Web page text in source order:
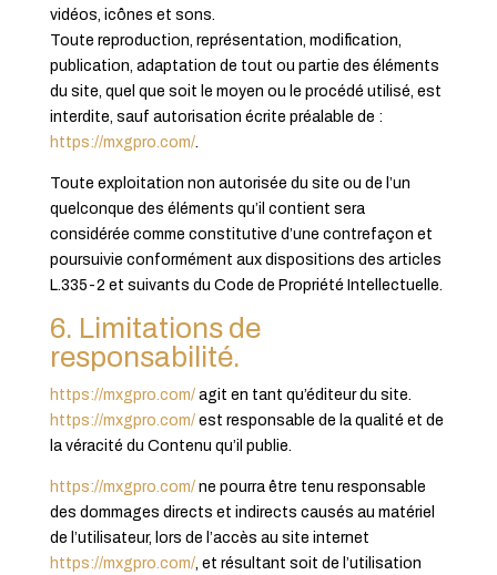
vidéos, icônes et sons.
Toute reproduction, représentation, modification,
publication, adaptation de tout ou partie des éléments
du site, quel que soit le moyen ou le procédé utilisé, est
interdite, sauf autorisation écrite préalable de :
https://mxgpro.com/.
Toute exploitation non autorisée du site ou de l’un
quelconque des éléments qu’il contient sera
considérée comme constitutive d’une contrefaçon et
poursuivie conformément aux dispositions des articles
L.335-2 et suivants du Code de Propriété Intellectuelle.
6. Limitations de
responsabilité.
https://mxgpro.com/agit en tant qu’éditeur du site.
https://mxgpro.com/est responsable de la qualité et de
la véracité du Contenu qu’il publie.
https://mxgpro.com/ne pourra être tenu responsable
des dommages directs et indirects causés au matériel
de l’utilisateur, lors de l’accès au site internet
https://mxgpro.com/, et résultant soit de l’utilisation